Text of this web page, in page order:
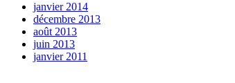
janvier 2014
décembre 2013
août 2013
juin 2013
janvier 2011